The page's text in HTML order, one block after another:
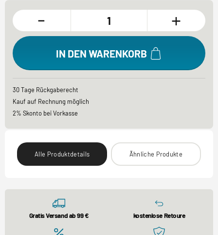
- +
IN DEN WARENKORB
30 Tage Rückgaberecht
Kauf auf Rechnung möglich
2% Skonto bei Vorkasse
Alle Produktdetails Ähnliche Produkte
Gratis Versand ab 99 € kostenlose Retoure